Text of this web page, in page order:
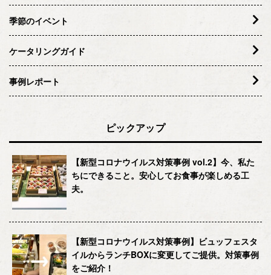
季節のイベント
ケータリングガイド
事例レポート
ピックアップ
【新型コロナウイルス対策事例 vol.2】今、私た
ちにできること。安心してお食事が楽しめる工
夫。
【新型コロナウイルス対策事例】ビュッフェスタ
イルからランチBOXに変更してご提供。対策事例
をご紹介！